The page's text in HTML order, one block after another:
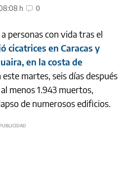
h 0
personas con vida tras el
cicatrices en Caracas y
en la costa de
martes, seis días después
menos 1.943 muertos,
de numerosos edificios.